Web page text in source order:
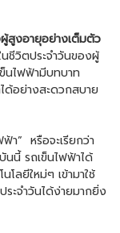
สูงอายุอย่างเต็มตัว
ชีวิตประจำวันของผู้
นไฟฟ้ามีบทบาท
ด้อย่างสะดวกสบาย
ฟ้า” หรือจะเรียกว่า
นนี้ รถเข็นไฟฟ้าได้
ลยีใหม่ๆ เข้ามาใช้
ระจำวันได้ง่ายมากยิ่ง